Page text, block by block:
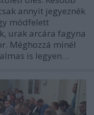
annyit jegyeznék
módfelett
urak arcára fagyna
Méghozzá minél
is legyen…